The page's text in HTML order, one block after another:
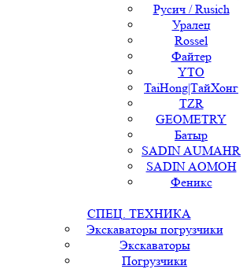
Русич / Rusich
Уралец
Rossel
Файтер
YTO
TaiHong|ТайХонг
TZR
GEOMETRY
Батыр
SADIN AUMAHR
SADIN AOMOH
Феникс
СПЕЦ. ТЕХНИКА
Экскаваторы погрузчики
Экскаваторы
Погрузчики